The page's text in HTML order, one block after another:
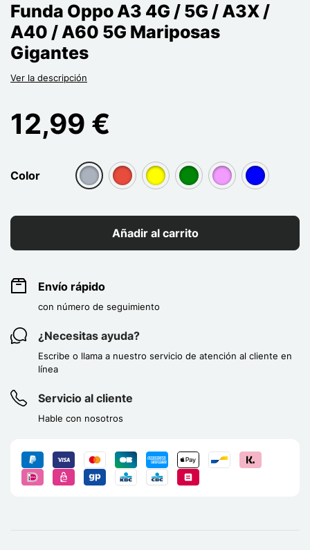
Funda Oppo A3 4G / 5G / A3X /
A40 / A60 5G Mariposas
Gigantes
Ver la descripción
12,99 €
Color
group[3]group[3]group[3]group[3]group[3]group[3]
Añadir al carrito
Envío rápido
con número de seguimiento
¿Necesitas ayuda?
Escribe o llama a nuestro servicio de atención al cliente en
línea
Servicio al cliente
Hable con nosotros